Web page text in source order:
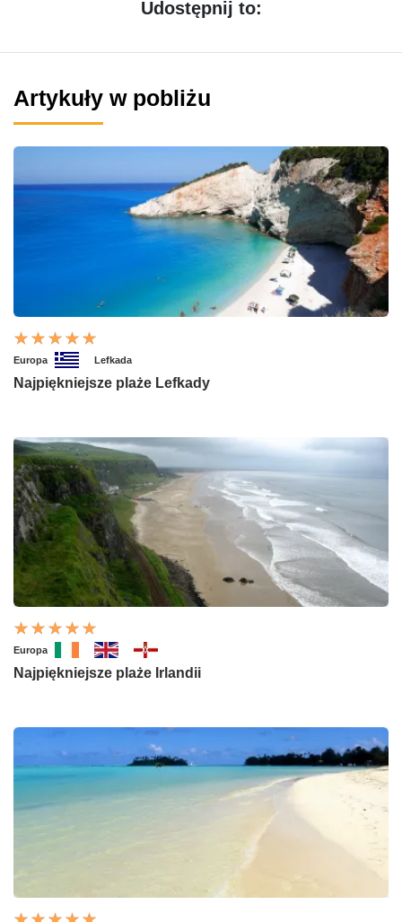
Udostępnij to:
Artykuły w pobliżu
Europa Lefkada
Najpiękniejsze plaże Lefkady
Europa
Najpiękniejsze plaże Irlandii